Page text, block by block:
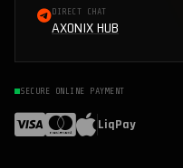
DIRECT CHAT
AXONIX HUB
SECURE ONLINE PAYMENT
LiqPay